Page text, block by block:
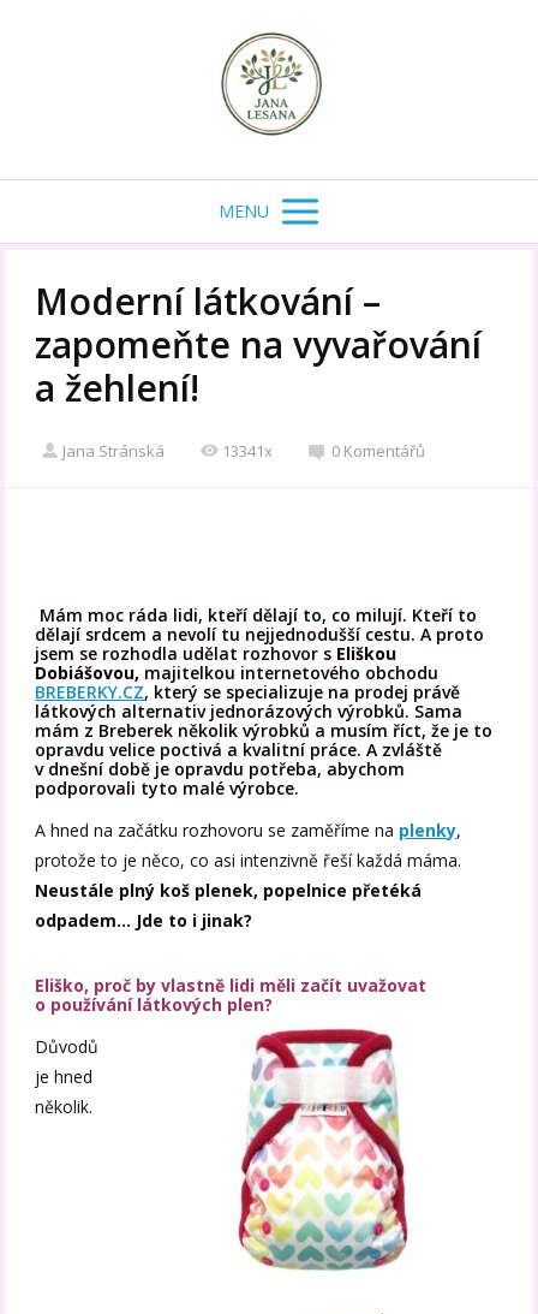
MENU
Moderní látkování –
zapomeňte na vyvařování
a žehlení!
Jana Stránská 13341x 0 Komentářů
Mám moc ráda lidi, kteří dělají to, co milují. Kteří to
dělají srdcem a nevolí tu nejjednodušší cestu. A proto
jsem se rozhodla udělat rozhovor s Eliškou
Dobiášovou, majitelkou internetového obchodu
BREBERKY.CZ, který se specializuje na prodej právě
látkových alternativ jednorázových výrobků. Sama
mám z Breberek několik výrobků a musím říct, že je to
opravdu velice poctivá a kvalitní práce. A zvláště
v dnešní době je opravdu potřeba, abychom
podporovali tyto malé výrobce.
A hned na začátku rozhovoru se zaměříme na plenky,
protože to je něco, co asi intenzivně řeší každá máma.
Neustále plný koš plenek, popelnice přetéká
odpadem… Jde to i jinak?
Eliško, proč by vlastně lidi měli začít uvažovat
o používání látkových plen?
Důvodů
je hned
několik.